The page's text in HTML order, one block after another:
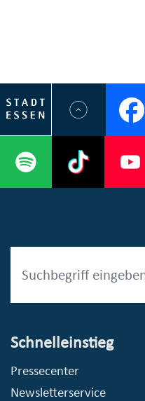
Schnelleinstieg
Pressecenter
Newsletterservice